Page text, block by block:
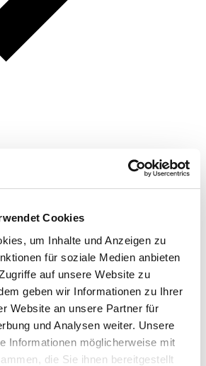
Cookies
um Inhalte und Anzeigen zu
für soziale Medien anbieten
auf unsere Website zu
geben wir Informationen zu Ihrer
Website an unsere Partner für
und Analysen weiter. Unsere
Informationen möglicherweise mit
die Sie ihnen bereitgestellt